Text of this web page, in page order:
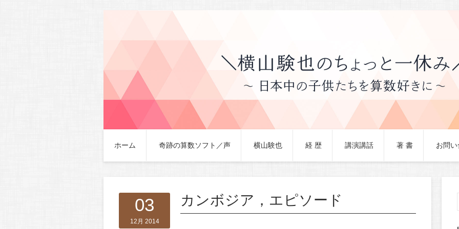
ホーム 奇跡の算数ソフト／声 横山験也 経 歴 講演講話 著 書 お問
03
12月 2014
カンボジア，エピソード